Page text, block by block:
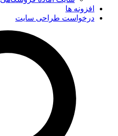
افزونه ها
درخواست طراحی سایت